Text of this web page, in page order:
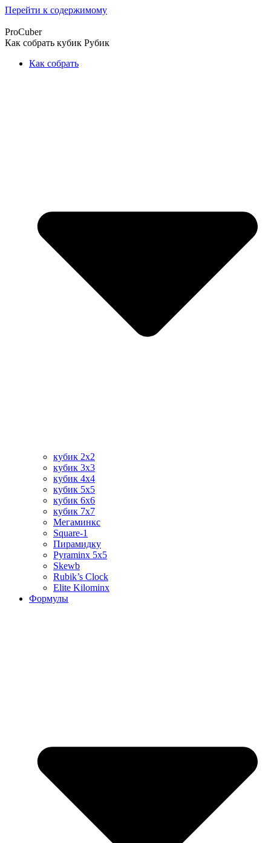
Перейти к содержимому
ProCuber
Как собрать кубик Рубик
Как собрать
кубик 2х2
кубик 3х3
кубик 4х4
кубик 5х5
кубик 6х6
кубик 7х7
Мегаминкс
Square-1
Пирамидку
Pyraminx 5х5
Skewb
Rubik’s Clock
Elite Kilominx
Формулы